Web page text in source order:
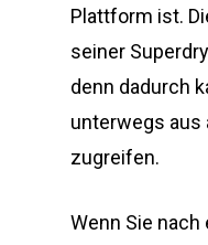
Plattform ist.
seiner
denn dadurch
unterwegs aus
zugreifen.
Wenn Sie